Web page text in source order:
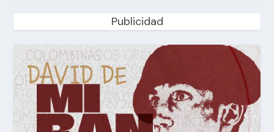
Publicidad